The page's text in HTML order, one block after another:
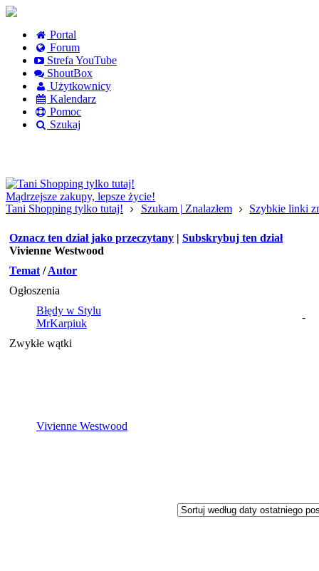
Portal
Forum
Strefa YouTube
ShoutBox
Użytkownicy
Kalendarz
Pomoc
Szukaj
Mądrzejsze zakupy, lepsze życie!
Tani Shopping tylko tutaj!
Szukam | Znalazłem Szybkie linki
Oznacz ten dział jako przeczytany | Subskrybuj ten dział
Vivienne Westwood
Temat /Autor
Ogłoszenia
Błędy w Stylu
MrKarpiuk
-
Zwykłe wątki
Vivienne Westwood